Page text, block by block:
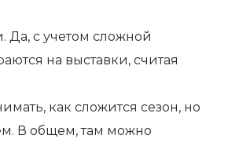
Да, с учетом сложной
на выставки, считая
как сложится сезон, но
В общем, там можно